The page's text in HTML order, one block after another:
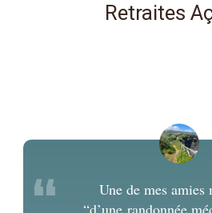
Retraites
Une de mes amies
“d’une randonnée